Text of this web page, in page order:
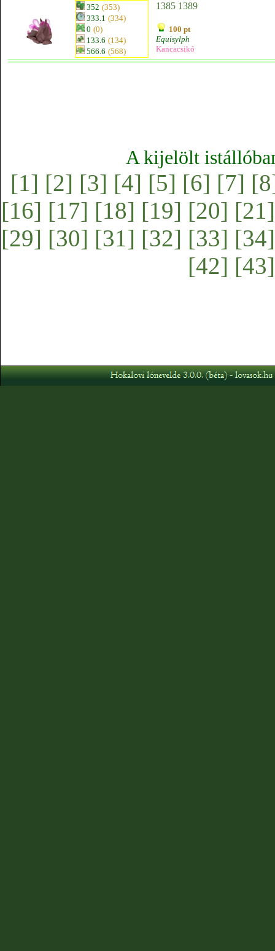
352 (353)
333.1 (334)
0 (0)
133.6 (134)
566.6 (568)
1385 1389
100 pt
Equisylph
Kancacsikó
A kijelölt
[1] [2] [3] [4] [5] [6] [7]
[16] [17] [18] [19] [20] [21]
[29] [30] [31] [32] [33] [34]
[42] [43]